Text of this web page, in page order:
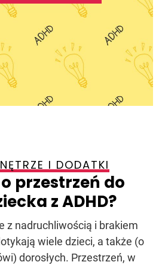
I DODATKI
przestrzeń do
z ADHD?
z nadruchliwością i brakiem
wiele dzieci, a także (o
dorosłych. Przestrzeń, w